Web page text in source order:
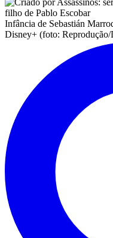
Infância de Sebastián
Disney+ (foto: